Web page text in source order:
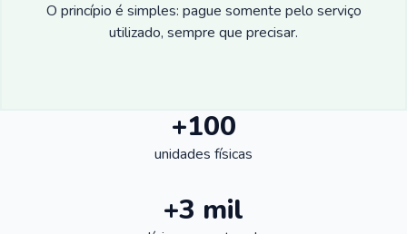
O princípio é simples: pague somente pelo serviço
utilizado, sempre que precisar.
+100
unidades físicas
+3 mil